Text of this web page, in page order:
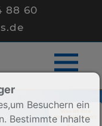
Immobilie wert?
88 60
Besuchern ein
Bestimmte Inhalte